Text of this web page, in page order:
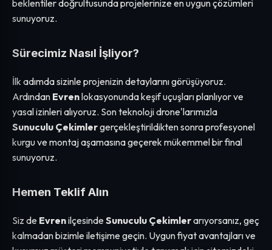
beklentiler doğrultusunda projelerinize en uygun çözümleri
sunuyoruz.
Sürecimiz Nasıl İşliyor?
İlk adımda sizinle projenizin detaylarını görüşüyoruz.
Ardından Evrenlokasyonunda keşif uçuşları planlıyor ve
yasal izinleri alıyoruz. Son teknoloji drone'larımızla
Sunuculu Çekimlergerçekleştirildikten sonra profesyonel
kurgu ve montaj aşamasına geçerek mükemmel bir final
sunuyoruz.
Hemen Teklif Alın
Siz de EvrenilçesindeSunuculu Çekimlerarıyorsanız, geç
kalmadan bizimle iletişime geçin. Uygun fiyat avantajları ve